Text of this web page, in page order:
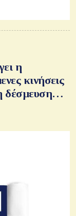
η
κινήσεις
δέσμευση